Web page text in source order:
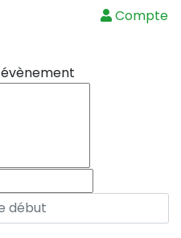
Compte